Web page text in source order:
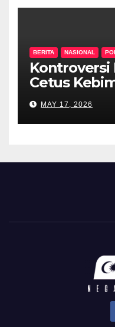
BERITA NASIONAL
Kontroversi
Cetus
Desak
MAY 17, 2026